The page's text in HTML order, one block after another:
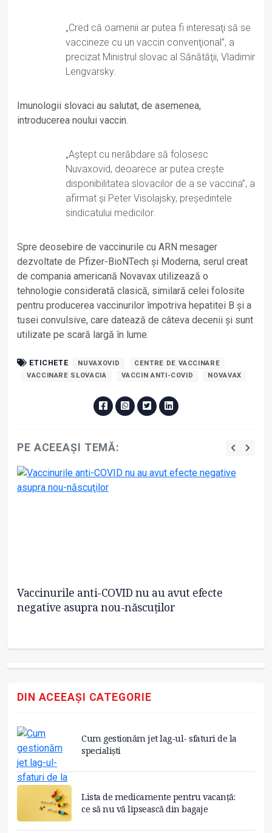
„Cred că oamenii ar putea fi interesaţi să se
vaccineze cu un vaccin convenţional”, a
precizat Ministrul slovac al Sănătăţii, Vladimir
Lengvarsky.
Imunologii slovaci au salutat, de asemenea,
introducerea noului vaccin.
„Aştept cu nerăbdare să folosesc
Nuvaxovid, deoarece ar putea creşte
disponibilitatea slovacilor de a se vaccina”, a
afirmat şi Peter Visolajsky, preşedintele
sindicatului medicilor.
Spre deosebire de vaccinurile cu ARN mesager
dezvoltate de Pfizer-BioNTech şi Moderna, serul creat
de compania americană Novavax utilizează o
tehnologie considerată clasică, similară celei folosite
pentru producerea vaccinurilor împotriva hepatitei B şi a
tusei convulsive, care datează de câteva decenii şi sunt
utilizate pe scară largă în lume.
ETICHETE NUVAXOVID
CENTRE DE VACCINARE
VACCINARE SLOVACIA
VACCIN ANTI-COVID NOVAVAX
PE ACEEAȘI TEMĂ:
Vaccinurile anti-COVID nu au avut efecte
negative asupra nou-născuţilor
DIN ACEEAȘI CATEGORIE
Cum gestionăm jet lag-ul- sfaturi de la
specialiști
Lista de medicamente pentru vacanță:
ce să nu vă lipsească din bagaje